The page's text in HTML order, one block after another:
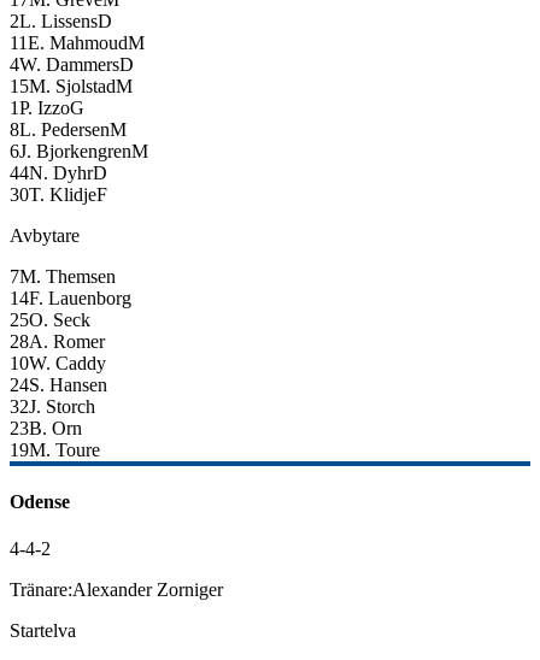
2L. LissensD
11E. MahmoudM
4W. DammersD
15M. SjolstadM
1P. IzzoG
8L. PedersenM
6J. BjorkengrenM
44N. DyhrD
30T. KlidjeF
Avbytare
7M. Themsen
14F. Lauenborg
25O. Seck
28A. Romer
10W. Caddy
24S. Hansen
32J. Storch
23B. Orn
19M. Toure
Odense
4-4-2
Tränare:Alexander Zorniger
Startelva